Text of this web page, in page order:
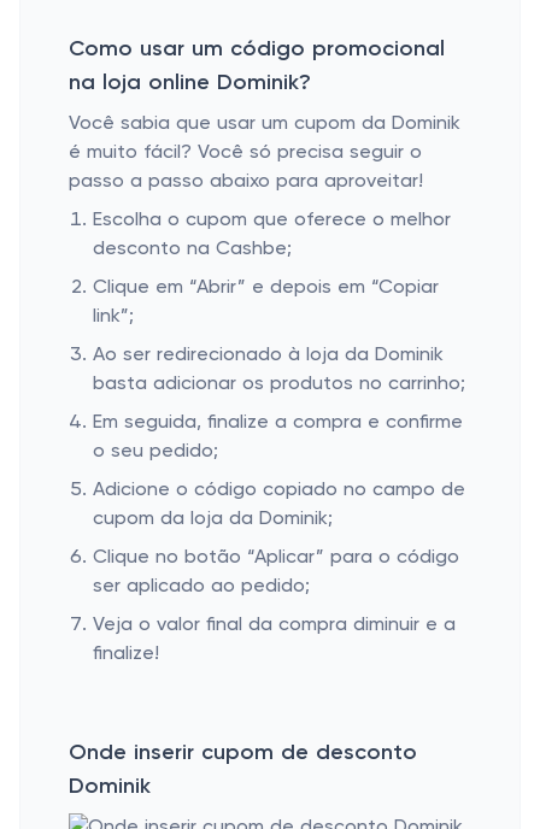
Como usar um código promocional
na loja online Dominik?
Você sabia que usar um cupom da Dominik
é muito fácil? Você só precisa seguir o
passo a passo abaixo para aproveitar!
Escolha o cupom que oferece o melhor
desconto na Cashbe;
Clique em “Abrir” e depois em “Copiar
link”;
Ao ser redirecionado à loja da Dominik
basta adicionar os produtos no carrinho;
Em seguida, finalize a compra e confirme
o seu pedido;
Adicione o código copiado no campo de
cupom da loja da Dominik;
Clique no botão “Aplicar” para o código
ser aplicado ao pedido;
Veja o valor final da compra diminuir e a
finalize!
Onde inserir cupom de desconto
Dominik